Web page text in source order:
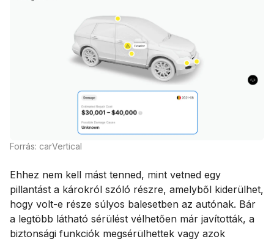
Forrás: carVertical
Ehhez nem kell mást tenned, mint vetned egy
pillantást a károkról szóló részre, amelyből kiderülhet,
hogy volt-e része súlyos balesetben az autónak. Bár
a legtöbb látható sérülést vélhetően már javították, a
biztonsági funkciók megsérülhettek vagy azok